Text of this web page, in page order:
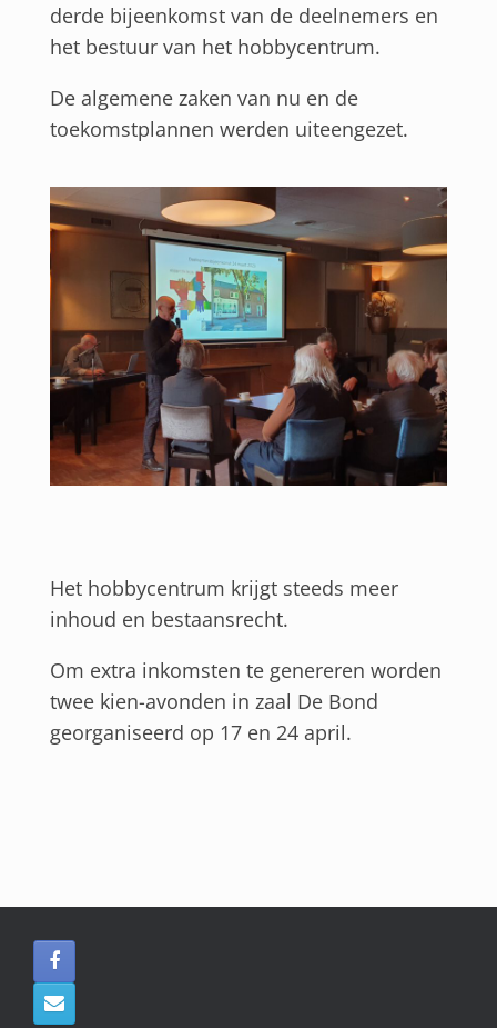
derde bijeenkomst van de deelnemers en
het bestuur van het hobbycentrum.
De algemene zaken van nu en de
toekomstplannen werden uiteengezet.
Het hobbycentrum krijgt steeds meer
inhoud en bestaansrecht.
Om extra inkomsten te genereren worden
twee kien-avonden in zaal De Bond
georganiseerd op 17 en 24 april.